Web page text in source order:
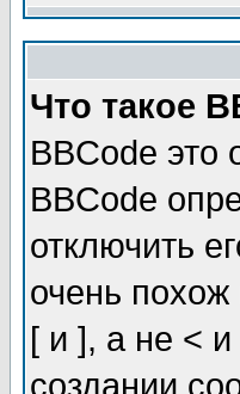
Что такое
BBCode это
BBCode
отключить
очень похож
[ и ], а не <
создании